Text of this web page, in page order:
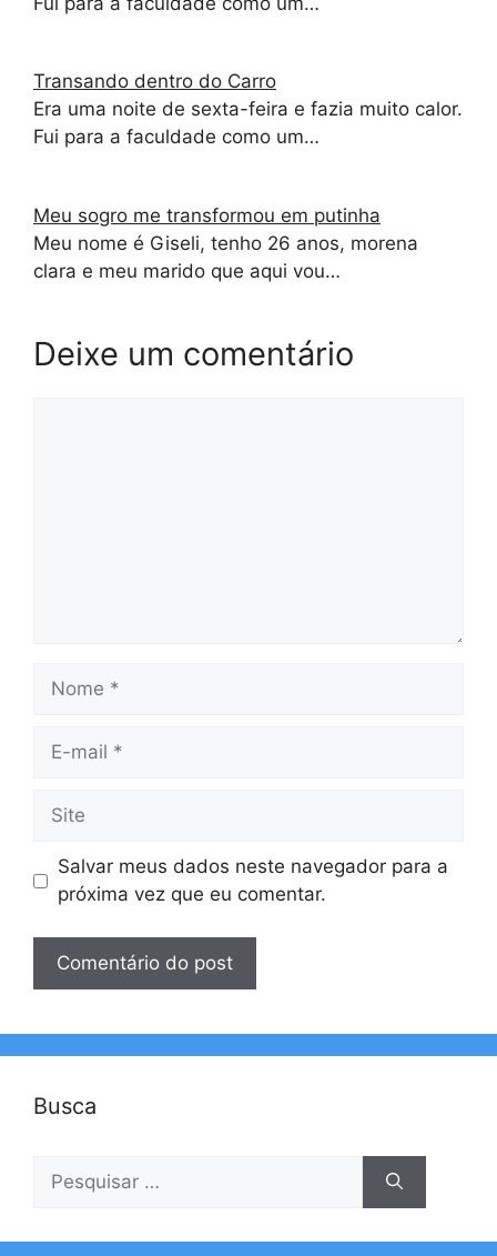
Transando dentro do Carro
Era uma noite de sexta-feira e fazia muito calor.
Fui para a faculdade como um…
Meu sogro me transformou em putinha
Meu nome é Giseli, tenho 26 anos, morena
clara e meu marido que aqui vou…
Deixe um comentário
Nome
Site
Salvar meus dados neste navegador para a
próxima vez que eu comentar.
Busca
por: